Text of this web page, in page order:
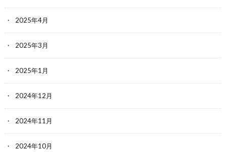
2025年4月
2025年3月
2025年1月
2024年12月
2024年11月
2024年10月